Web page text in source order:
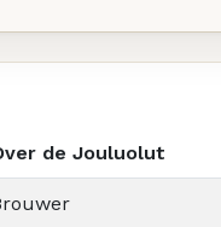
de Jouluolut